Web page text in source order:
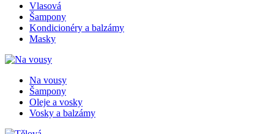
Vlasová
Šampony
Kondicionéry a balzámy
Masky
Na vousy
Šampony
Oleje a vosky
Vosky a balzámy